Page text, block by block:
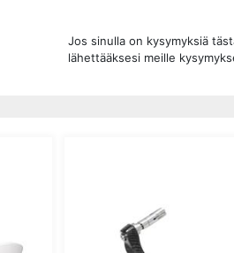
Jos sinulla on kysymyksiä
lähettääksesi meille